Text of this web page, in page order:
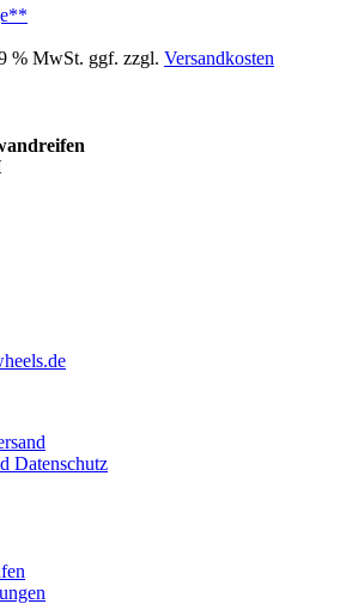
% MwSt. ggf. zzgl. Versandkosten
Datenschutz